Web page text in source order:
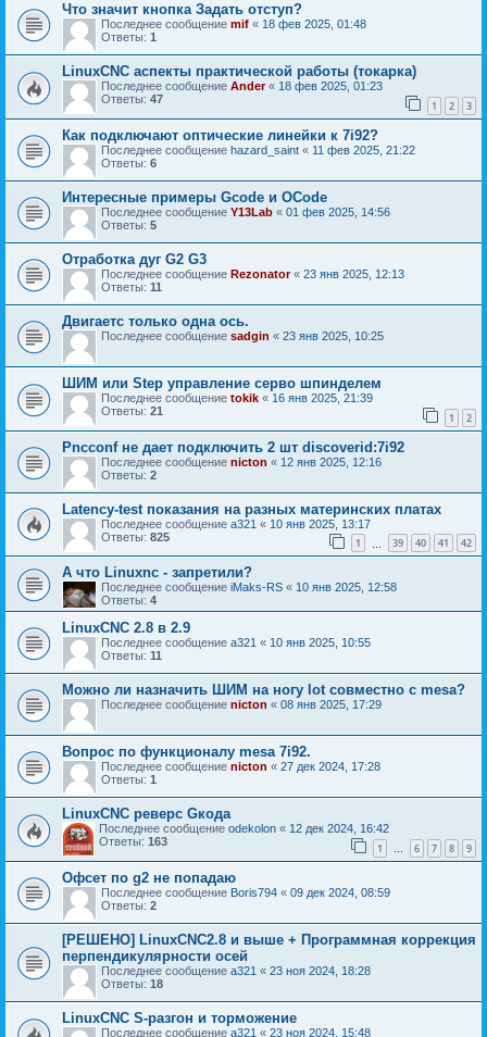
Что значит кнопка Задать отступ?
Последнее сообщение mif « 18 фев 2025, 01:48
Ответы: 1
LinuxCNC аспекты практической работы (токарка)
Последнее сообщение Ander« 18 фев 2025, 01:23
Ответы: 47 1 2 3
Как подключают оптические линейки к 7i92?
Последнее сообщение hazard_saint « 11 фев 2025, 21:22
Ответы: 6
Интересные примеры Gcode и OCode
Последнее сообщение Y13Lab « 01 фев 2025, 14:56
Ответы: 5
Отработка дуг G2 G3
Последнее сообщение Rezonator« 23 янв 2025, 12:13
Ответы: 11
Двигаетс только одна ось.
Последнее сообщение sadgin « 23 янв 2025, 10:25
ШИМ или Step управление серво шпинделем
Последнее сообщение tokik « 16 янв 2025, 21:39
Ответы: 21 1 2
Pncconf не дает подключить 2 шт discoverid:7i92
Последнее сообщение nicton « 12 янв 2025, 12:16
Ответы: 2
Latency-test показания на разных материнских платах
Последнее сообщение a321 « 10 янв 2025, 13:17
Ответы: 825 1 39 40 41 42
А что Linuxnc - запретили?
Последнее сообщение iMaks-RS « 10 янв 2025, 12:58
Ответы: 4
LinuxCNC 2.8 в 2.9
Последнее сообщение a321 « 10 янв 2025, 10:55
Ответы: 11
Можно ли назначить ШИМ на ногу lot совместно с mesa?
Последнее сообщение nicton « 08 янв 2025, 17:29
Вопрос по функционалу mesa 7i92.
Последнее сообщение nicton « 27 дек 2024, 17:28
Ответы: 1
LinuxCNC реверс Gкода
Последнее сообщение odekolon « 12 дек 2024, 16:42
Ответы: 163 1 … 6 7 8 9
Офсет по g2 не попадаю
Последнее сообщение Boris794 « 09 дек 2024, 08:59
Ответы: 2
[РЕШЕНО] LinuxCNC2.8 и выше + Программная коррекция
перпендикулярности осей
Последнее сообщение a321 « 23 ноя 2024, 18:28
Ответы: 18
LinuxCNC S-разгон и торможение
Последнее сообщение a321 « 23 ноя 2024, 15:48